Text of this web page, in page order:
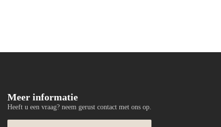
Meer informatie
Heeft u een vraag? neem gerust contact met ons op.